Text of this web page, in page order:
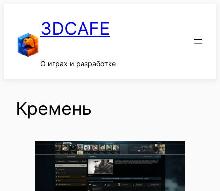
содержимому3DCAFE
О играх и разработке
Кремень